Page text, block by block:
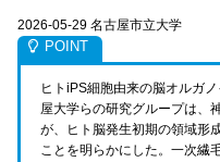
2026-05-29 名古屋市立大学
ヒトiPS細胞由来の脳オルガ
屋大学らの研究グループは、
が、ヒト脳発生初期の領域形
ことを明らかにした。一次繊